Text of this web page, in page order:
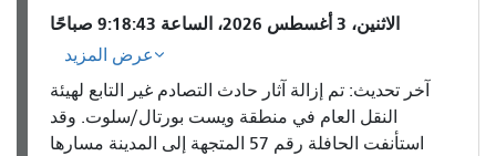
الاثنين، 3 أغسطس 2026، الساعة 9:18:43 صباحًا
عرض المزيد
آخر تحديث: تم إزالة آثار حادث التصادم غير التابع لهيئة
النقل العام في منطقة ويست بورتال/سلوت. وقد
استأنفت الحافلة رقم 57 المتجهة إلى المدينة مسارها